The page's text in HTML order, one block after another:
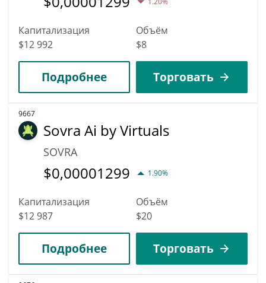
Капитализация
$12 992
Объём
$8
Подробнее Торговать
9667
Sovra Ai by Virtuals
SOVRA
$0,00001299 1.90%
Капитализация
$12 987
Объём
$20
Подробнее Торговать